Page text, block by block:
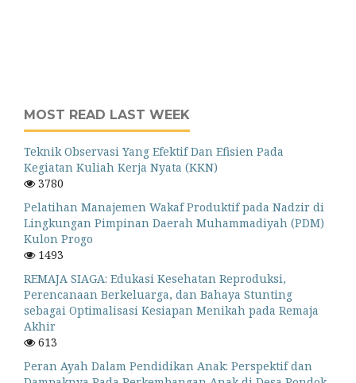
MOST READ LAST WEEK
Teknik Observasi Yang Efektif Dan Efisien Pada
Kegiatan Kuliah Kerja Nyata (KKN)
3780
Pelatihan Manajemen Wakaf Produktif pada Nadzir di
Lingkungan Pimpinan Daerah Muhammadiyah (PDM)
Kulon Progo
1493
REMAJA SIAGA: Edukasi Kesehatan Reproduksi,
Perencanaan Berkeluarga, dan Bahaya Stunting
sebagai Optimalisasi Kesiapan Menikah pada Remaja
Akhir
613
Peran Ayah Dalam Pendidikan Anak: Perspektif dan